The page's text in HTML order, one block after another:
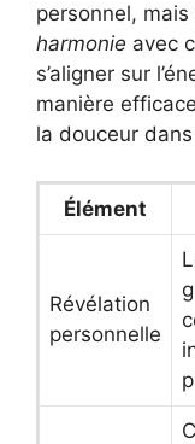
personnel,
harmonie avec
s’aligner sur
manière
la douceur
Élément
Révélation
personnelle